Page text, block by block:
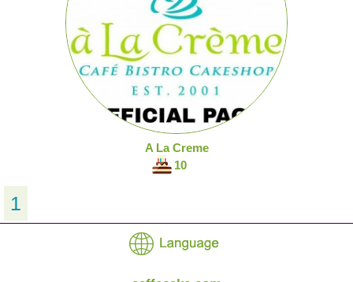
A La Creme
10
1